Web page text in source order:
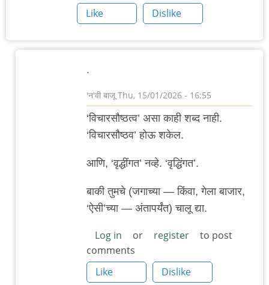
Like
Dislike
.
'न'वी बाजूThu, 15/01/2026 - 16:55
In
reply
वार्ताहरांविरुद्ध
माफ
न
दिवस
by
त्यागमूर्ती
‘विचारसौष्ठत्व’ असा काही शब्द नाही.
‘विचारसौष्ठव’ होऊ शकेल.
आणि, ‘वृद्धींगत’ नव्हे. ‘वृद्धिंगत’.
बाकी तुमचे (जगाच्या — किंवा, गेला बाजार,
‘ऐसी’च्या — अंतापर्यंत) चालू द्या.
Log in or register
to post
comments
Like
Dislike